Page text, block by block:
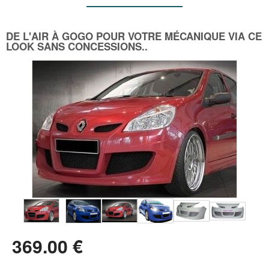
DE L'AIR À GOGO POUR VOTRE MÉCANIQUE VIA CE
LOOK SANS CONCESSIONS..
369.00 €